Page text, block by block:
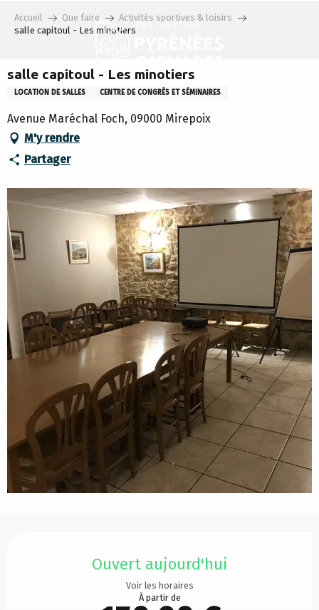
Accueil Que faire
Activités sportives & loisirs
salle capitoul - Les minotiers
salle capitoul - Les minotiers
LOCATION DE SALLES CENTRE DE CONGRÈS ET SÉMINAIRES
Avenue Maréchal Foch, 09000 Mirepoix
M'y rendre
Partager
Ouvert aujourd'hui
Voir les horaires
À partir de